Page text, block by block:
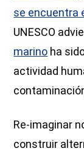
se encuentra
UNESCO
marino ha
actividad
Re-imaginar
construir